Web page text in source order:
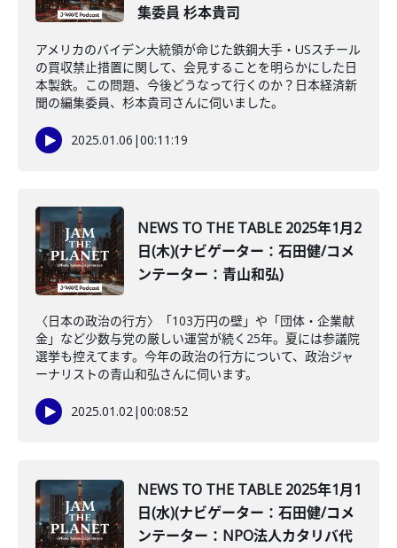
集委員 杉本貴司
アメリカのバイデン大統領が命じた鉄鋼大手・USスチール
の買収禁止措置に関して、会見することを明らかにした日
本製鉄。この問題、今後どうなって行くのか？日本経済新
聞の編集委員、杉本貴司さんに伺いました。
2025.01.06 |00:11:19
NEWS TO THE TABLE 2025年1月2
日(木)(ナビゲーター：石田健/コメ
ンテーター：青山和弘)
〈日本の政治の行方〉「103万円の壁」や「団体・企業献
金」など少数与党の厳しい運営が続く25年。夏には参議院
選挙も控えてます。今年の政治の行方について、政治ジャ
ーナリストの青山和弘さんに伺います。
2025.01.02|00:08:52
NEWS TO THE TABLE 2025年1月1
日(水)(ナビゲーター：石田健/コメ
ンテーター：NPO法人カタリバ代